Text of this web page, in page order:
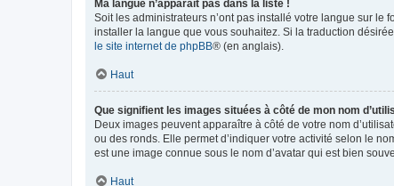
Ma langue n’apparaît pas dans la liste !
Soit les administrateurs n’ont pas installé votre langue sur le
installer la langue que vous souhaitez. Si la traduction
le site internet de phpBB® (en anglais).
Haut
Que signifient les images situées à côté de mon nom
Deux images peuvent apparaître à côté de votre nom
ou des ronds. Elle permet d’indiquer votre activité selon le
est une image connue sous le nom d’avatar qui est bien
Haut